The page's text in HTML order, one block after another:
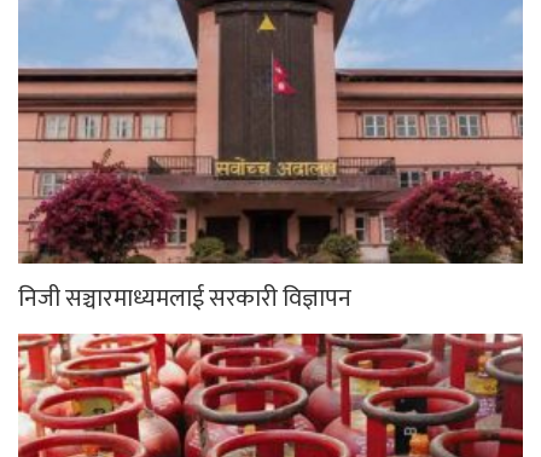
निजी सञ्चारमाध्यमलाई सरकारी विज्ञापन